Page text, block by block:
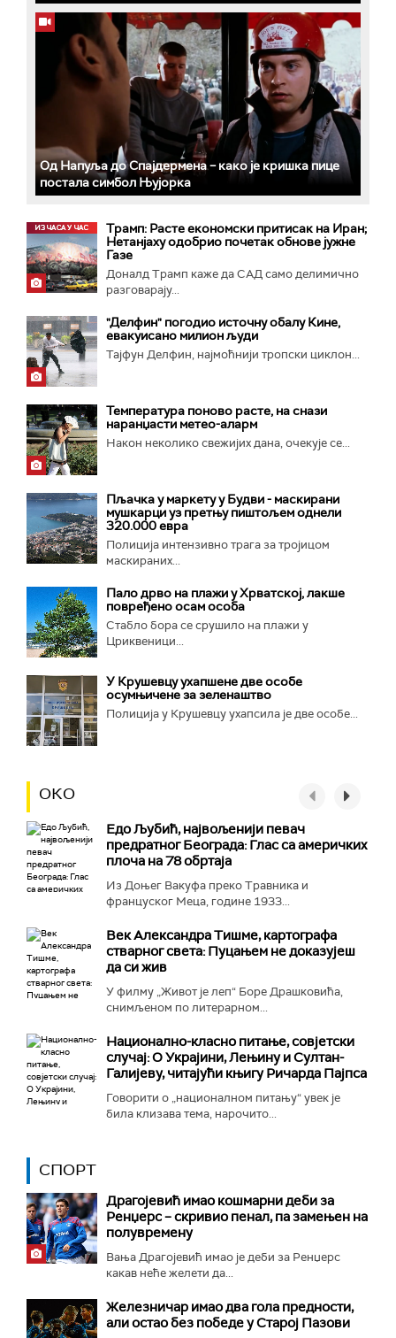
Од Напуља до Спајдермена – како је кришка пице
постала симбол Њујорка
Трамп: Расте економски притисак на Иран;
Нетанјаху одобрио почетак обнове јужне
Газе
Доналд Трамп каже да САД само делимично
разговарају...
"Делфин" погодио источну обалу Кине,
евакуисано милион људи
Тајфун Делфин, најмоћнији тропски циклон...
Температура поново расте, на снази
наранџасти метео-аларм
Након неколико свежијих дана, очекује се...
Пљачка у маркету у Будви - маскирани
мушкарци уз претњу пиштољем однели
320.000 евра
Полиција интензивно трага за тројицом
маскираних...
Пало дрво на плажи у Хрватској, лакше
повређено осам особа
Стабло бора се срушило на плажи у
Цриквеници...
У Крушевцу ухапшене две особе
осумњичене за зеленаштво
Полиција у Крушевцу ухапсила је две особе...
ОКО
Едо Љубић, највољенији певач
предратног Београда: Глас са америчких
плоча на 78 обртаја
Из Доњег Вакуфа преко Травника и
француског Меца, године 1933...
Век Александра Тишме, картографа
стварног света: Пуцањем не доказујеш
да си жив
У филму „Живот је леп“ Боре Драшковића,
снимљеном по литерарном...
Национално-класнo питање, совјетски
случај: О Украјини, Лењину и Султан-
Галијеву, читајући књигу Ричарда Пајпса
Говорити о „националном питању“ увек је
била клизава тема, нарочито...
СПОРТ
Драгојевић имао кошмарни деби за
Ренџерс – скривио пенал, па замењен на
полувремену
Вања Драгојевић имао је деби за Ренџерс
какав неће желети да...
Железничар имао два гола предности,
али остао без победе у Старој Пазови